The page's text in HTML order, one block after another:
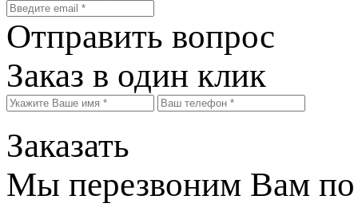
Отправить вопрос
Заказ в один клик
Заказать
Мы перезвоним Вам по